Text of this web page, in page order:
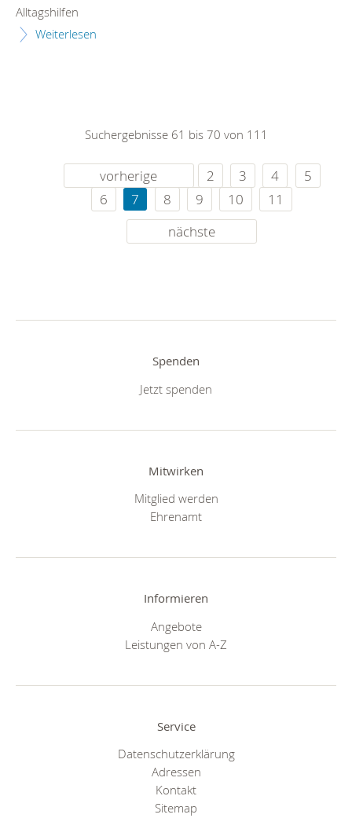
Alltagshilfen
Weiterlesen
Suchergebnisse 61 bis 70 von 111
vorherige 2 3 4
5
6
7 8 9 10
11
nächste
Spenden
Jetzt spenden
Mitwirken
Mitglied werden
Ehrenamt
Informieren
Angebote
Leistungen von A-Z
Service
Datenschutzerklärung
Adressen
Kontakt
Sitemap